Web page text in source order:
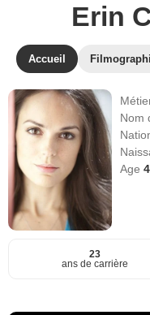
Erin
Accueil
Nom
Age
23
ans de carrière